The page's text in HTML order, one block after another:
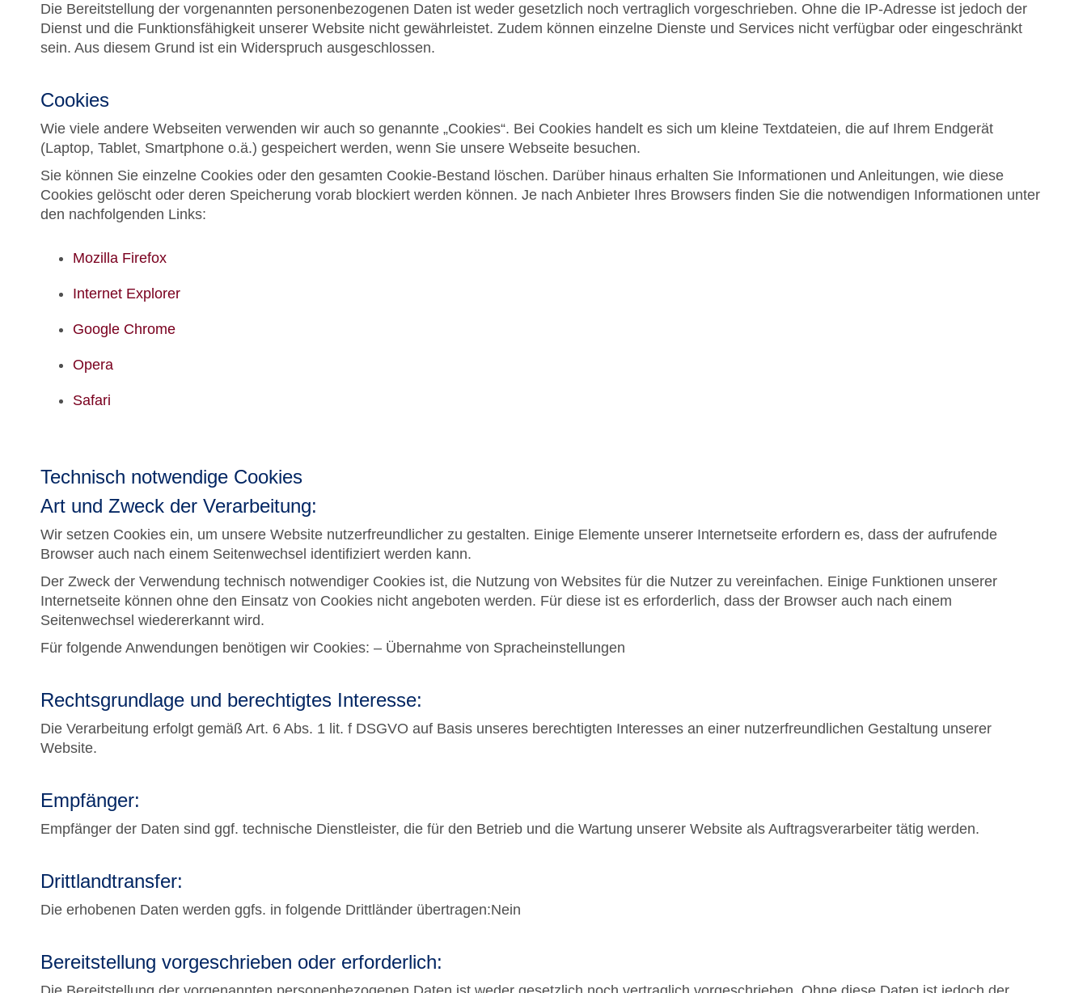
Die Bereitstellung der vorgenannten personenbezogenen Daten ist weder gesetzlich noch vertraglich vorgeschrieben. Ohne die IP-Adresse ist jedoch der
Dienst und die Funktionsfähigkeit unserer Website nicht gewährleistet. Zudem können einzelne Dienste und Services nicht verfügbar oder eingeschränkt
sein. Aus diesem Grund ist ein Widerspruch ausgeschlossen.
Cookies
Wie viele andere Webseiten verwenden wir auch so genannte „Cookies“. Bei Cookies handelt es sich um kleine Textdateien, die auf Ihrem Endgerät
(Laptop, Tablet, Smartphone o.ä.) gespeichert werden, wenn Sie unsere Webseite besuchen.
Sie können Sie einzelne Cookies oder den gesamten Cookie-Bestand löschen. Darüber hinaus erhalten Sie Informationen und Anleitungen, wie diese
Cookies gelöscht oder deren Speicherung vorab blockiert werden können. Je nach Anbieter Ihres Browsers finden Sie die notwendigen Informationen unter
den nachfolgenden Links:
Mozilla Firefox
Internet Explorer
Google Chrome
Opera
Safari
Technisch notwendige Cookies
Art und Zweck der Verarbeitung:
Wir setzen Cookies ein, um unsere Website nutzerfreundlicher zu gestalten. Einige Elemente unserer Internetseite erfordern es, dass der aufrufende
Browser auch nach einem Seitenwechsel identifiziert werden kann.
Der Zweck der Verwendung technisch notwendiger Cookies ist, die Nutzung von Websites für die Nutzer zu vereinfachen. Einige Funktionen unserer
Internetseite können ohne den Einsatz von Cookies nicht angeboten werden. Für diese ist es erforderlich, dass der Browser auch nach einem
Seitenwechsel wiedererkannt wird.
Für folgende Anwendungen benötigen wir Cookies: – Übernahme von Spracheinstellungen
Rechtsgrundlage und berechtigtes Interesse:
Die Verarbeitung erfolgt gemäß Art. 6 Abs. 1 lit. f DSGVO auf Basis unseres berechtigten Interesses an einer nutzerfreundlichen Gestaltung unserer
Website.
Empfänger:
Empfänger der Daten sind ggf. technische Dienstleister, die für den Betrieb und die Wartung unserer Website als Auftragsverarbeiter tätig werden.
Drittlandtransfer:
Die erhobenen Daten werden ggfs. in folgende Drittländer übertragen:Nein
Bereitstellung vorgeschrieben oder erforderlich: